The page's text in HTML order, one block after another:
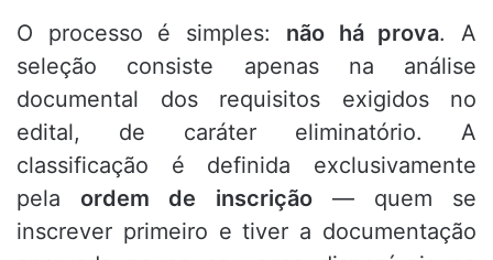
O processo é simples: não há prova. A
seleção consiste apenas na análise
documental dos requisitos exigidos no
edital, de caráter eliminatório. A
classificação é definida exclusivamente
pelaordem de inscrição— quem se
inscrever primeiro e tiver a documentação